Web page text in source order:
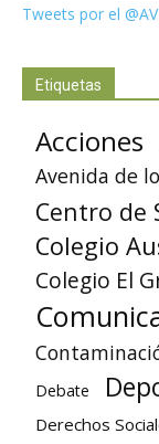
Tweets por el
Etiquetas
Acciones
Avenida de
Centro de
Colegio
Colegio El
Debate
Derechos